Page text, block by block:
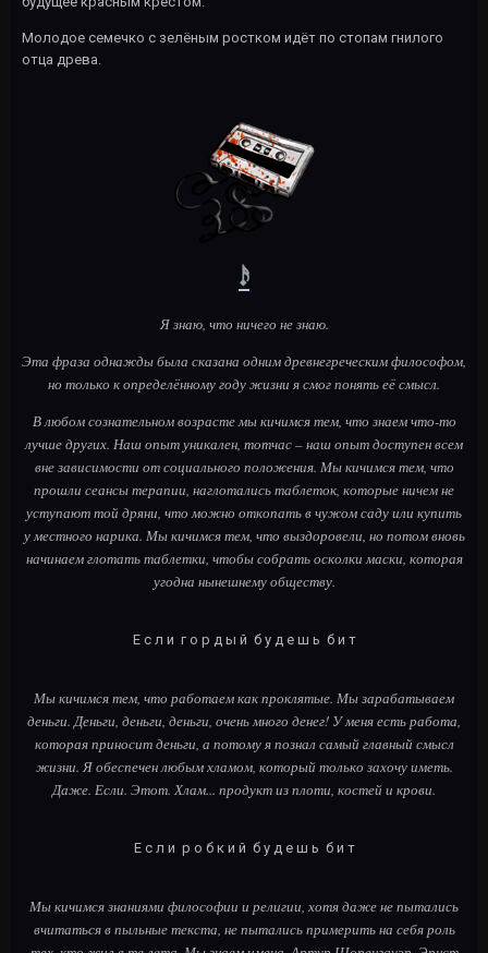
Молодое семечко с зелёным ростком идёт по стопам гнилого
отца древа.
𝆺𝅥𝅯
Я знаю, что ничего не знаю.
Эта фраза однажды была сказана одним древнегреческим философом,
но только к определённому году жизни я смог понять её смысл.
В любом сознательном возрасте мы кичимся тем, что знаем что-то
лучше других. Наш опыт уникален, тотчас – наш опыт доступен всем
вне зависимости от социального положения. Мы кичимся тем, что
прошли сеансы терапии, наглотались таблеток, которые ничем не
уступают той дряни, что можно откопать в чужом саду или купить
у местного нарика. Мы кичимся тем, что выздоровели, но потом вновь
начинаем глотать таблетки, чтобы собрать осколки маски, которая
угодна нынешнему обществу.
Е с л и г о р д ы й б у д е ш ь б и т
Мы кичимся тем, что работаем как проклятые. Мы зарабатываем
деньги. Деньги, деньги, деньги, очень много денег! У меня есть работа,
которая приносит деньги, а потому я познал самый главный смысл
жизни. Я обеспечен любым хламом, который только захочу иметь.
Даже. Если. Этот. Хлам... продукт из плоти, костей и крови.
Е с л и р о б к и й б у д е ш ь б и т
Мы кичимся знаниями философии и религии, хотя даже не пытались
вчитаться в пыльные текста, не пытались примерить на себя роль